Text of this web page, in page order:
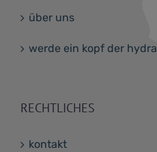
über uns
werde ein kopf der hydra
RECHTLICHES
kontakt